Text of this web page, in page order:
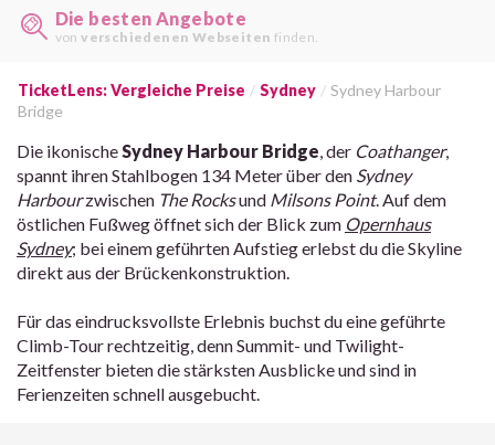
Die besten Angebote
vonverschiedenen Webseiten finden.
TicketLens: Vergleiche Preise Sydney
Sydney Harbour
Bridge
Die ikonische Sydney Harbour Bridge , der Coathanger,
spannt ihren Stahlbogen 134 Meter über den Sydney
Harbourzwischen The Rocksund Milsons Point. Auf dem
östlichen Fußweg öffnet sich der Blick zum Opernhaus
Sydney; bei einem geführten Aufstieg erlebst du die Skyline
direkt aus der Brückenkonstruktion.
Für das eindrucksvollste Erlebnis buchst du eine geführte
Climb-Tour rechtzeitig, denn Summit- und Twilight-
Zeitfenster bieten die stärksten Ausblicke und sind in
Ferienzeiten schnell ausgebucht.